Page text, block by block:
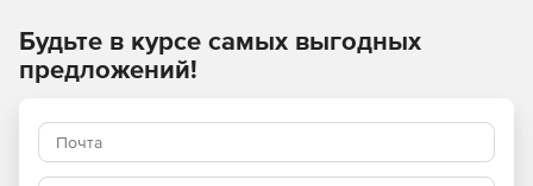
облачные решения и пользоваться преимуществами
облачных вычислений. Расширенные функции
безопасности, в сочетании со встроенными, удобными
доступом к данным, позволяют организации выполнить
требования строгих политик соответствия нормам.
Будьте в курсе самых выгодных
предложений!